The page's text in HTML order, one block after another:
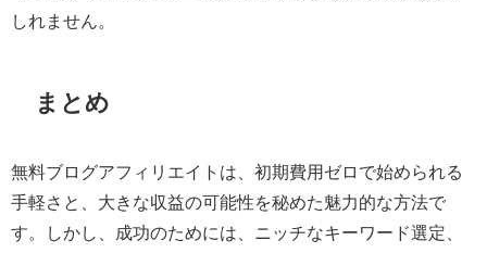
しれません。
まとめ
無料ブログアフィリエイトは、初期費用ゼロで始められる
手軽さと、大きな収益の可能性を秘めた魅力的な方法で
す。しかし、成功のためには、ニッチなキーワード選定、